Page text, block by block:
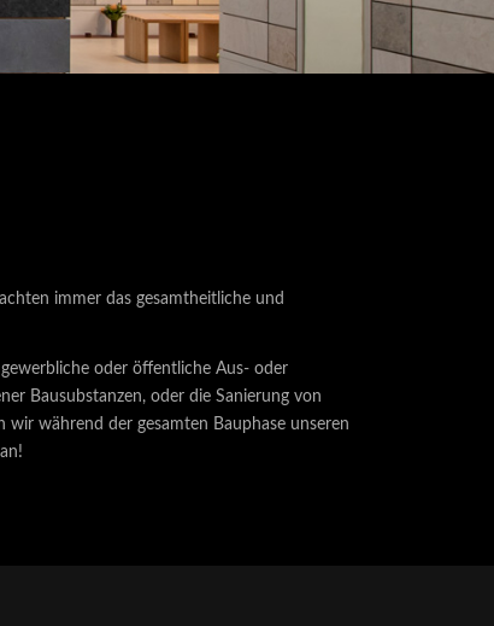
immer das gesamtheitliche und
oder öffentliche Aus- oder
Bausubstanzen, oder die Sanierung von
wir während der gesamten Bauphase unseren